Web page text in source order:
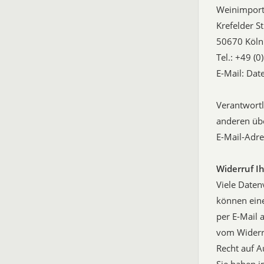
Weinimport
Krefelder
50670
Tel.: +49
E-Mail:
anderen
E-Mail-
Widerruf
Viele
können
per E-Mail
vom
Recht auf